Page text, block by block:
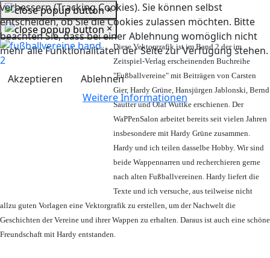
verbessern (Tracking Cookies). Sie können selbst
entscheiden, ob Sie die Cookies zulassen möchten. Bitte
beachten Sie, dass bei einer Ablehnung womöglich nicht
mehr alle Funktionalitäten der Seite zur Verfügung stehen.
Akzeptieren
Ablehnen
Weitere Informationen
×
×
Diese Vektorgrafik ist im Band 2 der im
Zeitspiel-Verlag erscheinenden Buchreihe
"Fußballvereine" mit Beiträgen von Carsten
Gier, Hardy Grüne, Hansjürgen Jablonski, Bernd
Sautter und Olaf Wuttke erschienen. Der
WaPPenSalon arbeitet bereits seit vielen Jahren
insbesondere mit Hardy Grüne zusammen.
Hardy und ich teilen dasselbe Hobby. Wir sind
beide Wappennarren und recherchieren gerne
nach alten Fußballvereinen. Hardy liefert die
Texte und ich versuche, aus teilweise nicht
allzu guten Vorlagen eine Vektorgrafik zu erstellen, um der Nachwelt die
Geschichten der Vereine und ihrer Wappen zu erhalten. Daraus ist auch eine schöne
Freundschaft mit Hardy entstanden.